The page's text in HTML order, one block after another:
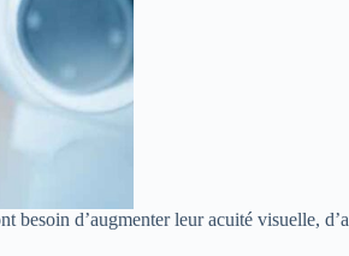
besoin d’augmenter leur acuité visuelle,